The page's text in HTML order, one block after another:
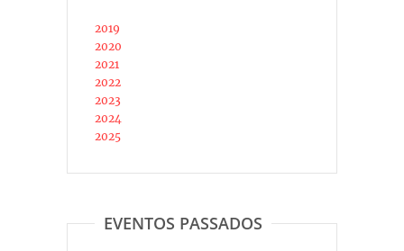
2019
2020
2021
2022
2023
2024
2025
EVENTOS PASSADOS